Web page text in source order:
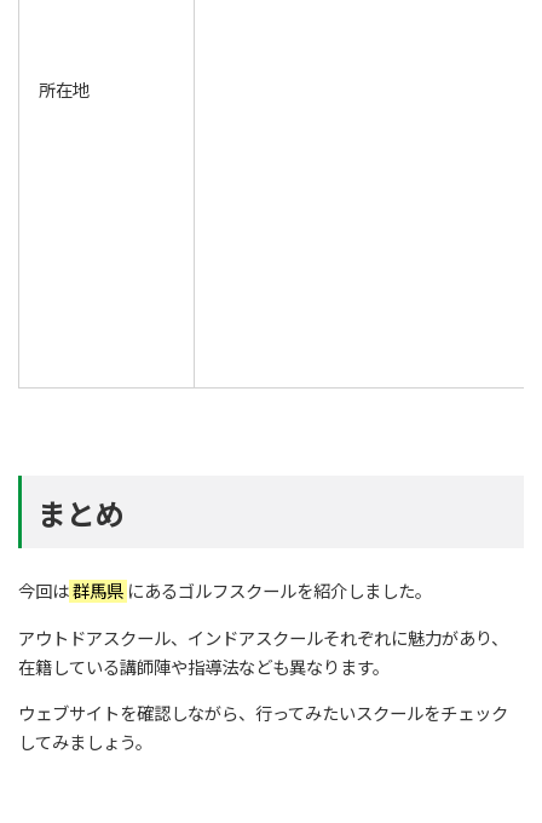
所在地
まとめ
今回は群馬県 にあるゴルフスクールを紹介しました。
アウトドアスクール、インドアスクールそれぞれに魅力があり、
在籍している講師陣や指導法なども異なります。
ウェブサイトを確認しながら、行ってみたいスクールをチェック
してみましょう。